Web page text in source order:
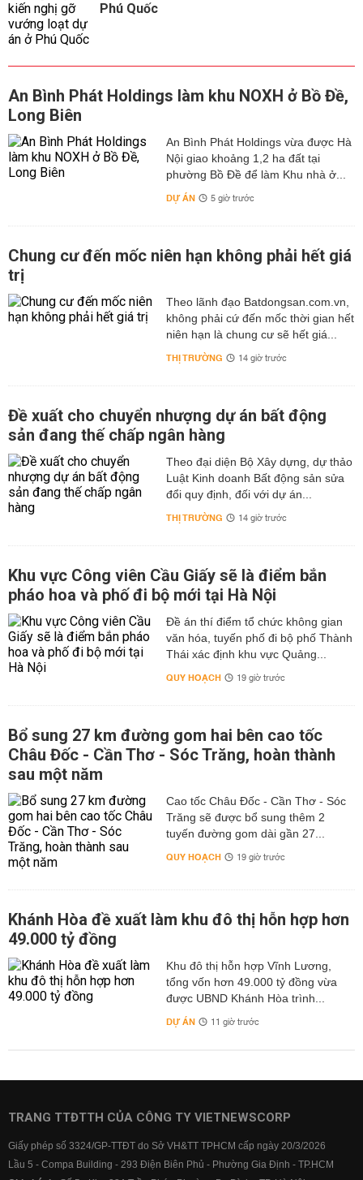
Phú Quốc
An Bình Phát Holdings làm khu NOXH ở Bồ Đề,
Long Biên
An Bình Phát Holdings vừa được Hà
Nội giao khoảng 1,2 ha đất tại
phường Bồ Đề để làm Khu nhà ở...
DỰ ÁN 5 giờ trước
Chung cư đến mốc niên hạn không phải hết giá
trị
Theo lãnh đạo Batdongsan.com.vn,
không phải cứ đến mốc thời gian hết
niên hạn là chung cư sẽ hết giá...
THỊ TRƯỜNG 14 giờ trước
Đề xuất cho chuyển nhượng dự án bất động
sản đang thế chấp ngân hàng
Theo đại diện Bộ Xây dựng, dự thảo
Luật Kinh doanh Bất động sản sửa
đổi quy định, đối với dự án...
THỊ TRƯỜNG 14 giờ trước
Khu vực Công viên Cầu Giấy sẽ là điểm bắn
pháo hoa và phố đi bộ mới tại Hà Nội
Đề án thí điểm tổ chức không gian
văn hóa, tuyến phố đi bộ phố Thành
Thái xác định khu vực Quảng...
QUY HOẠCH 19 giờ trước
Bổ sung 27 km đường gom hai bên cao tốc
Châu Đốc - Cần Thơ - Sóc Trăng, hoàn thành
sau một năm
Cao tốc Châu Đốc - Cần Thơ - Sóc
Trăng sẽ được bổ sung thêm 2
tuyến đường gom dài gần 27...
QUY HOẠCH 19 giờ trước
Khánh Hòa đề xuất làm khu đô thị hỗn hợp hơn
49.000 tỷ đồng
Khu đô thị hỗn hợp Vĩnh Lương,
tổng vốn hơn 49.000 tỷ đồng vừa
được UBND Khánh Hòa trình...
DỰ ÁN 11 giờ trước
TRANG TTĐTTH CỦA CÔNG TY VIETNEWSCORP
Giấy phép số 3324/GP-TTĐT do Sở VH&TT TPHCM cấp ngày 20/3/2026
Lầu 5 - Compa Building - 293 Điện Biên Phủ - Phường Gia Định - TP.HCM